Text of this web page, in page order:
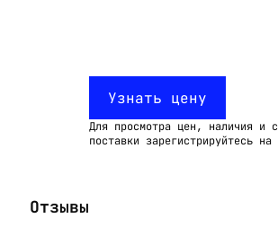
Узнать цену
Для просмотра цен, наличия и
поставки зарегистрируйтесь на
Отзывы